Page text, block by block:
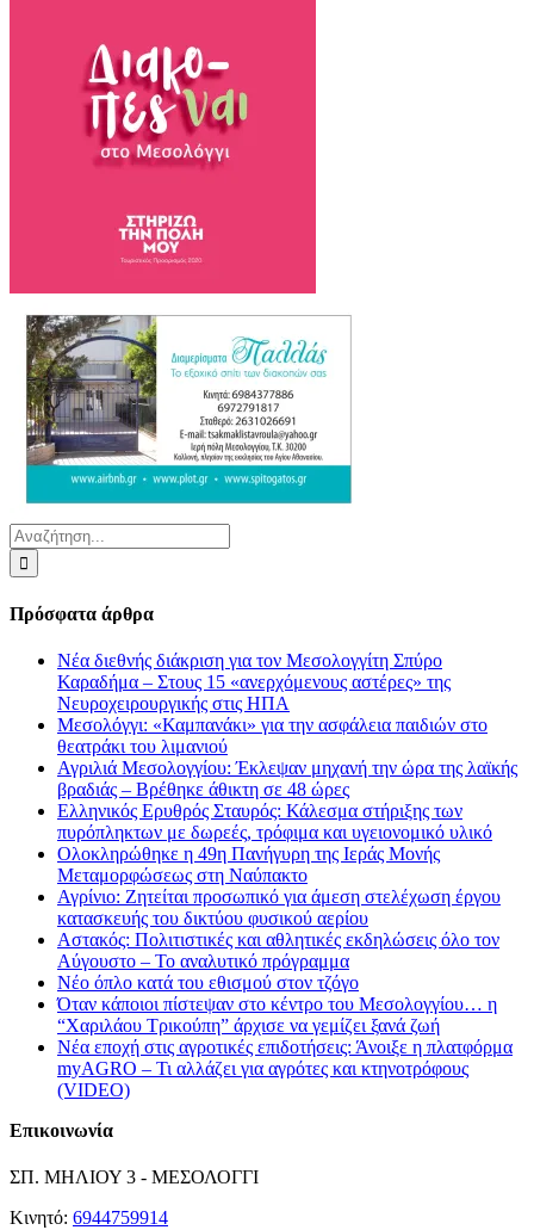
Αναζήτηση
για:
Πρόσφατα άρθρα
Νέα διεθνής διάκριση για τον Μεσολογγίτη Σπύρο
Καραδήμα – Στους 15 «ανερχόμενους αστέρες» της
Νευροχειρουργικής στις ΗΠΑ
Μεσολόγγι: «Καμπανάκι» για την ασφάλεια παιδιών στο
θεατράκι του λιμανιού
Αγριλιά Μεσολογγίου: Έκλεψαν μηχανή την ώρα της λαϊκής
βραδιάς – Βρέθηκε άθικτη σε 48 ώρες
Ελληνικός Ερυθρός Σταυρός: Κάλεσμα στήριξης των
πυρόπληκτων με δωρεές, τρόφιμα και υγειονομικό υλικό
Ολοκληρώθηκε η 49η Πανήγυρη της Ιεράς Μονής
Μεταμορφώσεως στη Ναύπακτο
Αγρίνιο: Ζητείται προσωπικό για άμεση στελέχωση έργου
κατασκευής του δικτύου φυσικού αερίου
Αστακός: Πολιτιστικές και αθλητικές εκδηλώσεις όλο τον
Αύγουστο – Το αναλυτικό πρόγραμμα
Νέο όπλο κατά του εθισμού στον τζόγο
Όταν κάποιοι πίστεψαν στο κέντρο του Μεσολογγίου… η
“Χαριλάου Τρικούπη” άρχισε να γεμίζει ξανά ζωή
Νέα εποχή στις αγροτικές επιδοτήσεις: Άνοιξε η πλατφόρμα
myAGRO – Τι αλλάζει για αγρότες και κτηνοτρόφους
(VIDEO)
Επικοινωνία
ΣΠ. ΜΗΛΙΟΥ 3 - ΜΕΣΟΛΟΓΓΙ
Κινητό: 6944759914